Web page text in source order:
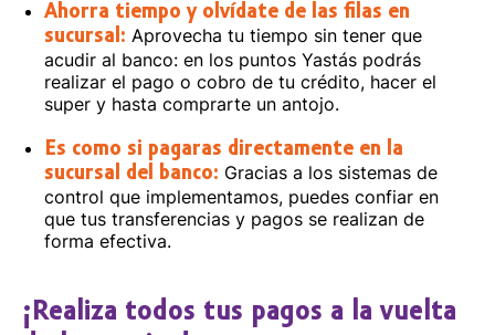
Ahorra tiempo y olvídate de las filas en
sucursal: Aprovecha tu tiempo sin tener que
acudir al banco: en los puntos Yastás podrás
realizar el pago o cobro de tu crédito, hacer el
super y hasta comprarte un antojo.
Es como si pagaras directamente en la
sucursal del banco: Gracias a los sistemas de
control que implementamos, puedes confiar en
que tus transferencias y pagos se realizan de
forma efectiva.
¡Realiza todos tus pagos a la vuelta